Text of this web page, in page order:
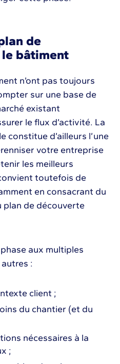
de
bâtiment
n’ont pas toujours
sur une base de
existant
le flux d’activité. La
constitue d’ailleurs l’une
votre entreprise
les meilleurs
toutefois de
en consacrant du
plan de découverte
phase aux multiples
:
client ;
du chantier (et du
nécessaires à la
;